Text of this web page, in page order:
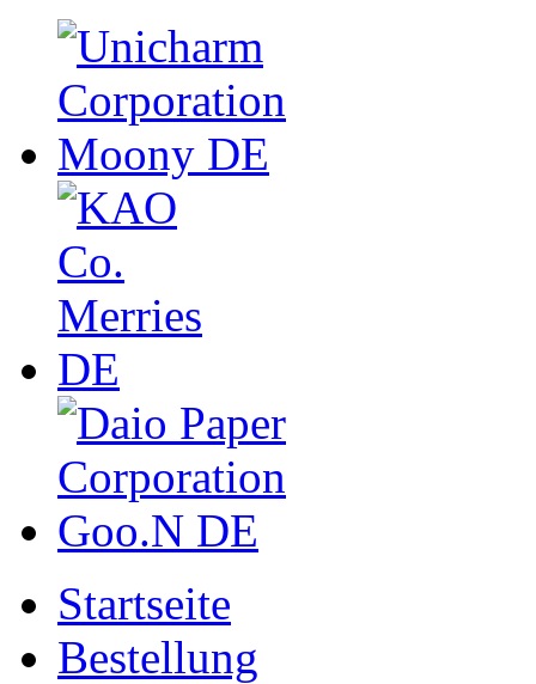
Startseite
Bestellung